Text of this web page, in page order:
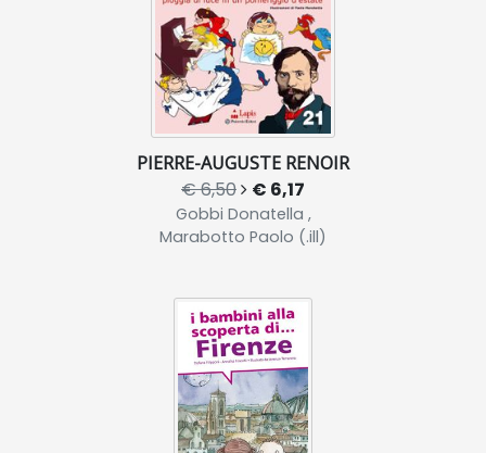
PIERRE-AUGUSTE RENOIR
€ 6,50 € 6,17
Gobbi Donatella ,
Marabotto Paolo (.ill)